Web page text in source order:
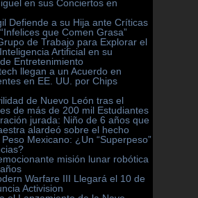
en sus Conciertos en
Defiende a su Hija ante Críticas
que Comen Grasa”
de Trabajo para Explorar el
Artificial en su
Entretenimiento
llegan a un Acuerdo en
en EE. UU. por Chips
de Nuevo León tras el
de más de 200 mil Estudiantes
jurada: Niño de 6 años que
alardeó sobre el hecho
Mexicano: ¿Un “Superpeso”
misión lunar robótica
Warfare III Llegará el 10 de
Activision